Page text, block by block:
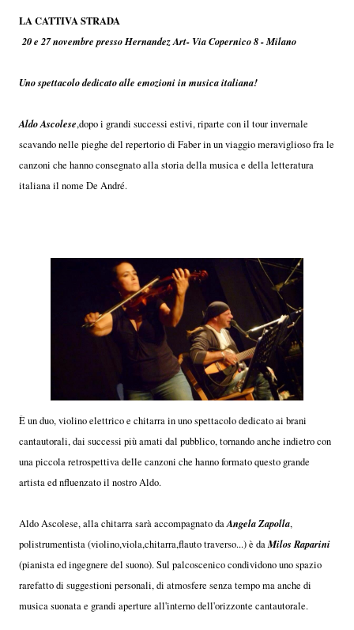
LA CATTIVA STRADA
20 e 27 novembre presso Hernandez Art- Via Copernico 8 - Milano
Uno spettacolo dedicato alle emozioni in musica italiana!
Aldo Ascolese,dopo i grandi successi estivi, riparte con il tour invernale
scavando nelle pieghe del repertorio di Faber in un viaggio meraviglioso fra le
canzoni che hanno consegnato alla storia della musica e della letteratura
italiana il nome De André.
È un duo, violino elettrico e chitarra in uno spettacolo dedicato ai brani
cantautorali, dai successi più amati dal pubblico, tornando anche indietro con
una piccola retrospettiva delle canzoni che hanno formato questo grande
artista ed nfluenzato il nostro Aldo.
Aldo Ascolese, alla chitarra sarà accompagnato daAngela Zapolla,
polistrumentista (violino,viola,chitarra,flauto traverso...) è daMilos Raparini
(pianista ed ingegnere del suono). Sul palcoscenico condividono uno spazio
rarefatto di suggestioni personali, di atmosfere senza tempo ma anche di
musica suonata e grandi aperture all'interno dell'orizzonte cantautorale.